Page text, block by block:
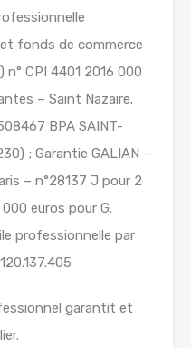
fonds de commerce
CPI 4401 2016 000
– Saint Nazaire.
BPA SAINT-
; Garantie GALIAN –
– n°28137 J pour 2
euros pour G.
professionnelle par
garantit et